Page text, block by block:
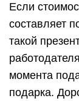
Если
составляет
такой
момента
подарка.